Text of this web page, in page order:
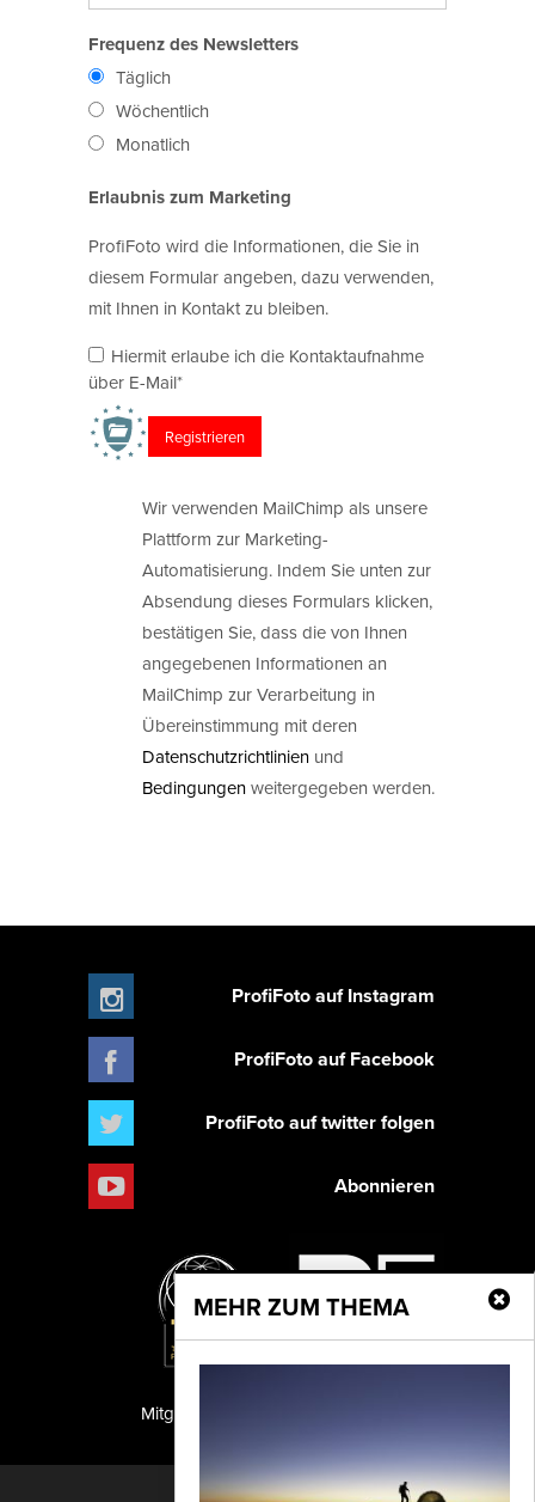
Frequenz des Newsletters
Täglich
Wöchentlich
Monatlich
Erlaubnis zum Marketing
ProfiFoto wird die Informationen, die Sie in
diesem Formular angeben, dazu verwenden,
mit Ihnen in Kontakt zu bleiben.
Hiermit erlaube ich die Kontaktaufnahme
über E-Mail*
Wir verwenden MailChimp als unsere
Plattform zur Marketing-
Automatisierung. Indem Sie unten zur
Absendung dieses Formulars klicken,
bestätigen Sie, dass die von Ihnen
angegebenen Informationen an
MailChimp zur Verarbeitung in
Übereinstimmung mit deren
Datenschutzrichtlinien und
Bedingungenweitergegeben werden.
MEHR ZUM THEMA
ProfiFoto auf Instagram
ProfiFoto auf Facebook
ProfiFoto auf twitter folgen
Abonnieren
Mitglied der TIPA